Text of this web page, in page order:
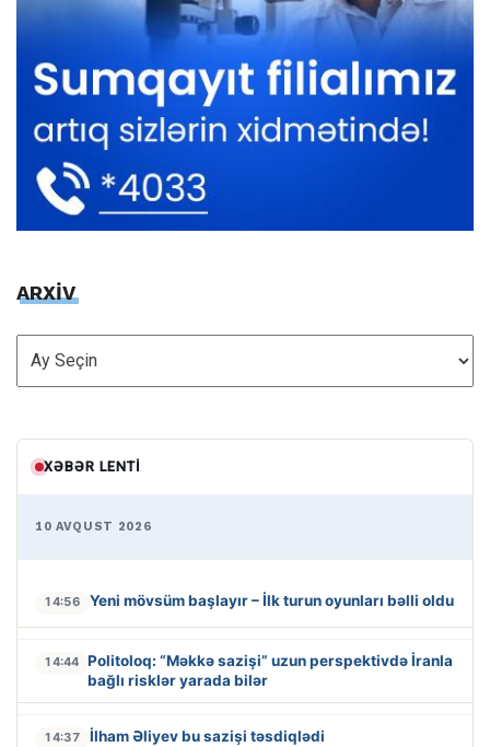
ARXİV
ARXİV
XƏBƏR LENTI
10 AVQUST 2026
14:56 Yeni mövsüm başlayır – İlk turun oyunları bəlli oldu
14:44 Politoloq: “Məkkə sazişi” uzun perspektivdə İranla
bağlı risklər yarada bilər
14:37 İlham Əliyev bu sazişi təsdiqlədi